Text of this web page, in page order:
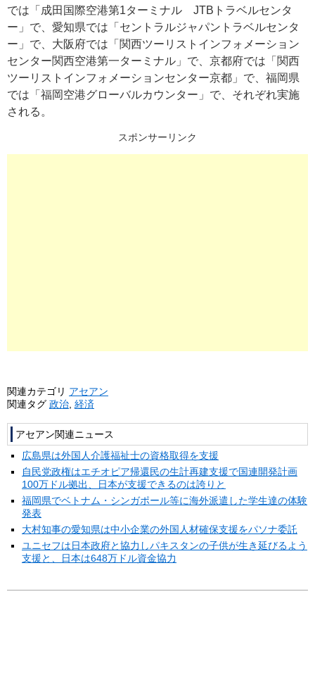
では「成田国際空港第1ターミナル JTBトラベルセンタ
ー」で、愛知県では「セントラルジャパントラベルセンタ
ー」で、大阪府では「関西ツーリストインフォメーション
センター関西空港第一ターミナル」で、京都府では「関西
ツーリストインフォメーションセンター京都」で、福岡県
では「福岡空港グローバルカウンター」で、それぞれ実施
される。
スポンサーリンク
関連カテゴリ アセアン
関連タグ 政治 経済
アセアン関連ニュース
広島県は外国人介護福祉士の資格取得を支援
自民党政権はエチオピア帰還民の生計再建支援で国連開発計画
100万ドル拠出、日本が支援できるのは誇りと
福岡県でベトナム・シンガポール等に海外派遣した学生達の体験
発表
大村知事の愛知県は中小企業の外国人材確保支援をパソナ委託
ユニセフは日本政府と協力しパキスタンの子供が生き延びるよう
支援と、日本は648万ドル資金協力